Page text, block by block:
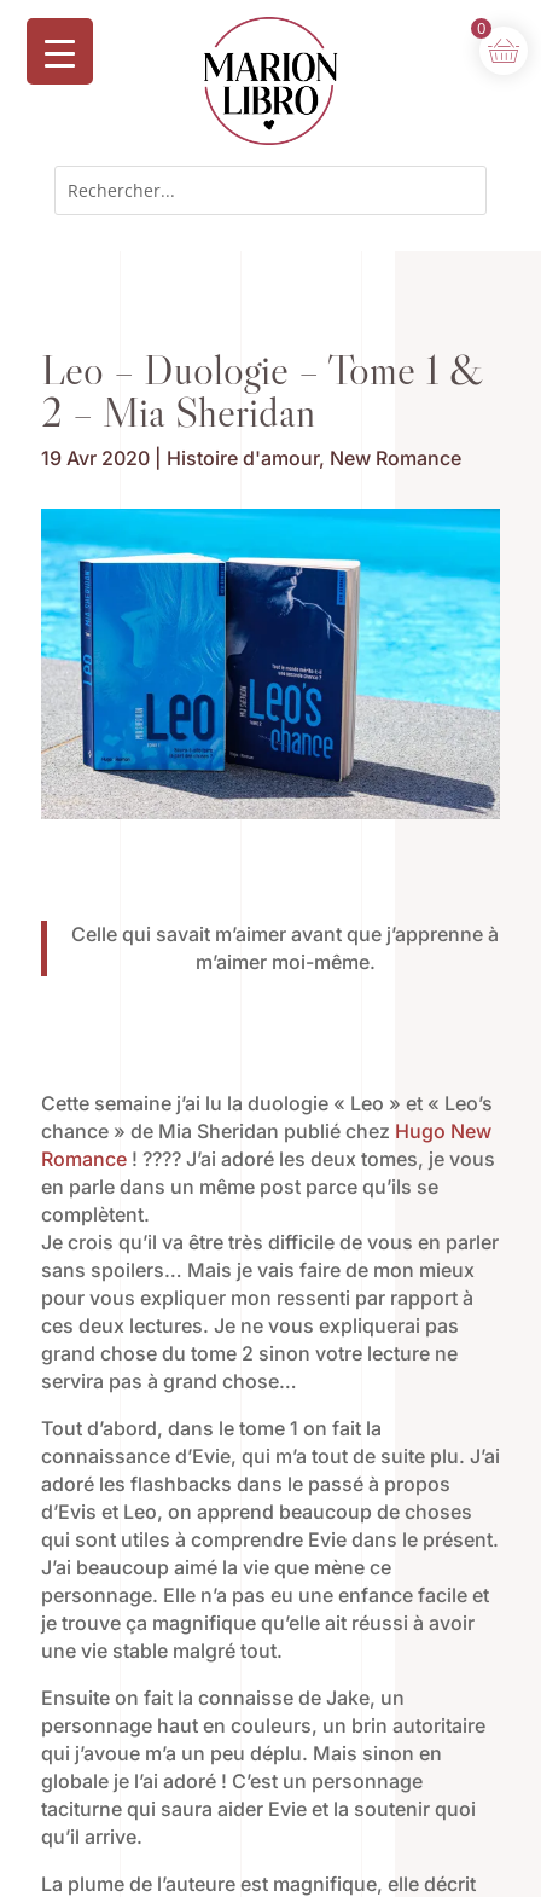
Leo – Duologie – Tome 1 &
2 – Mia Sheridan
19 Avr 2020| Histoire d'amour, New Romance
Celle qui savait m’aimer avant que j’apprenne à
m’aimer moi-même.
Cette semaine j’ai lu la duologie « Leo » et « Leo’s
chance » de Mia Sheridan publié chez Hugo New
Romance! ???? J’ai adoré les deux tomes, je vous
en parle dans un même post parce qu’ils se
complètent.
Je crois qu’il va être très difficile de vous en parler
sans spoilers… Mais je vais faire de mon mieux
pour vous expliquer mon ressenti par rapport à
ces deux lectures. Je ne vous expliquerai pas
grand chose du tome 2 sinon votre lecture ne
servira pas à grand chose…
Tout d’abord, dans le tome 1 on fait la
connaissance d’Evie, qui m’a tout de suite plu. J’ai
adoré les flashbacks dans le passé à propos
d’Evis et Leo, on apprend beaucoup de choses
qui sont utiles à comprendre Evie dans le présent.
J’ai beaucoup aimé la vie que mène ce
personnage. Elle n’a pas eu une enfance facile et
je trouve ça magnifique qu’elle ait réussi à avoir
une vie stable malgré tout.
Ensuite on fait la connaisse de Jake, un
personnage haut en couleurs, un brin autoritaire
qui j’avoue m’a un peu déplu. Mais sinon en
globale je l’ai adoré ! C’est un personnage
taciturne qui saura aider Evie et la soutenir quoi
qu’il arrive.
La plume de l’auteure est magnifique, elle décrit
0